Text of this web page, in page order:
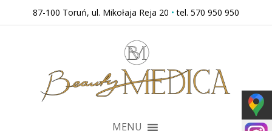
87-100 Toruń, ul. Mikołaja Reja 20 • tel. 570 950 950
MENU